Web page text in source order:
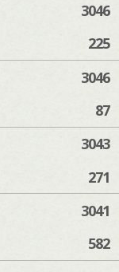
3046
225
3046
87
3043
271
3041
582